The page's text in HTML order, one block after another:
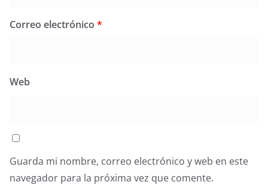
Correo electrónico *
Web
Guarda mi nombre, correo electrónico y web en este
navegador para la próxima vez que comente.